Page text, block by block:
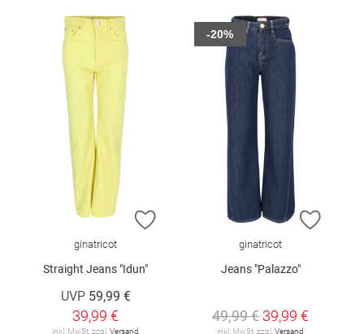
ZUR WUNSCHLISTE HINZUFÜGEN
ginatricot
Straight Jeans "Idun"
UVP 59,99 €
39,99 €
inkl. MwSt. zzgl. Versand
ZUR
ginatricot
Jeans "Palazzo"
49,99 € 39,99 €
inkl. MwSt. zzgl. Versand
-20%